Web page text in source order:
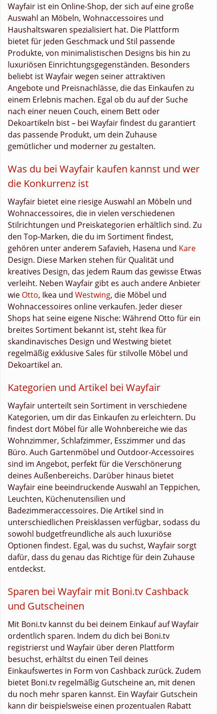
Wayfair ist ein Online-Shop, der sich auf eine große
Auswahl an Möbeln, Wohnaccessoires und
Haushaltswaren spezialisiert hat. Die Plattform
bietet für jeden Geschmack und Stil passende
Produkte, von minimalistischen Designs bis hin zu
luxuriösen Einrichtungsgegenständen. Besonders
beliebt ist Wayfair wegen seiner attraktiven
Angebote und Preisnachlässe, die das Einkaufen zu
einem Erlebnis machen. Egal ob du auf der Suche
nach einer neuen Couch, einem Bett oder
Dekoartikeln bist – bei Wayfair findest du garantiert
das passende Produkt, um dein Zuhause
gemütlicher und moderner zu gestalten.
Was du bei Wayfair kaufen kannst und wer
die Konkurrenz ist
Wayfair bietet eine riesige Auswahl an Möbeln und
Wohnaccessoires, die in vielen verschiedenen
Stilrichtungen und Preiskategorien erhältlich sind. Zu
den Top-Marken, die du im Sortiment findest,
gehören unter anderem Safavieh, Hasena und Kare
Design. Diese Marken stehen für Qualität und
kreatives Design, das jedem Raum das gewisse Etwas
verleiht. Neben Wayfair gibt es auch andere Anbieter
wie Otto, Ikea und Westwing, die Möbel und
Wohnaccessoires online verkaufen. Jeder dieser
Shops hat seine eigene Nische: Während Otto für ein
breites Sortiment bekannt ist, steht Ikea für
skandinavisches Design und Westwing bietet
regelmäßig exklusive Sales für stilvolle Möbel und
Dekoartikel an.
Kategorien und Artikel bei Wayfair
Wayfair unterteilt sein Sortiment in verschiedene
Kategorien, um dir das Einkaufen zu erleichtern. Du
findest dort Möbel für alle Wohnbereiche wie das
Wohnzimmer, Schlafzimmer, Esszimmer und das
Büro. Auch Gartenmöbel und Outdoor-Accessoires
sind im Angebot, perfekt für die Verschönerung
deines Außenbereichs. Darüber hinaus bietet
Wayfair eine beeindruckende Auswahl an Teppichen,
Leuchten, Küchenutensilien und
Badezimmeraccessoires. Die Artikel sind in
unterschiedlichen Preisklassen verfügbar, sodass du
sowohl budgetfreundliche als auch luxuriöse
Optionen findest. Egal, was du suchst, Wayfair sorgt
dafür, dass du genau das Richtige für dein Zuhause
entdeckst.
Sparen bei Wayfair mit Boni.tv Cashback
und Gutscheinen
Mit Boni.tv kannst du bei deinem Einkauf auf Wayfair
ordentlich sparen. Indem du dich bei Boni.tv
registrierst und Wayfair über deren Plattform
besuchst, erhältst du einen Teil deines
Einkaufswertes in Form von Cashback zurück. Zudem
bietet Boni.tv regelmäßig Gutscheine an, mit denen
du noch mehr sparen kannst. Ein Wayfair Gutschein
kann dir beispielsweise einen prozentualen Rabatt